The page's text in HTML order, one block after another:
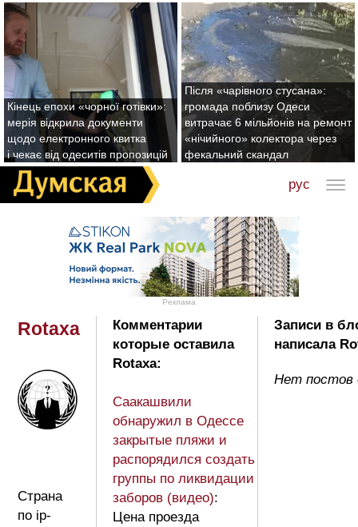
Кінець епохи «чорної готівки»:
мерія відкрила документи
щодо електронного квитка
і чекає від одеситів пропозицій
Після «чарівного стусана»:
громада поблизу Одеси
витрачає 6 мільйонів на ремонт
«нічийного» колектора через
фекальний скандал
рус
Реклама
Rotaxa
Страна
по ip-
Комментарии
которые оставила
Rotaxa:
Саакашвили
обнаружил в Одессе
закрытые пляжи и
распорядился создать
группы по ликвидации
заборов (видео):
Цена проезда
Записи в
написала
Нет постов